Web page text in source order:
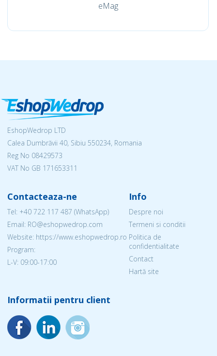
eMag
EshopWedrop LTD
Calea Dumbrăvii 40, Sibiu 550234, Romania
Reg No 08429573
VAT No GB 171653311
Contacteaza-ne
Tel: +40 722 117 487 (WhatsApp)
Email: RO@eshopwedrop.com
Website: https://www.eshopwedrop.ro
Program:
L-V: 09:00-17:00
Info
Despre noi
Termeni si conditii
Politica de
confidentialitate
Contact
Hartă site
Informatii pentru client